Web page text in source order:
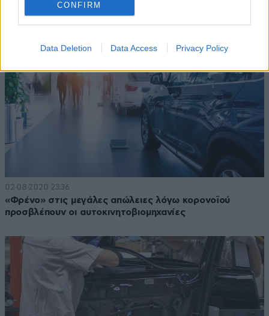
CONFIRM
Data Deletion Data Access Privacy Policy
02·08·2020 23:36
«Φρένο» στις μεγάλες απώλειες λόγω κορονοϊού
προσβλέπουν οι αυτοκινητοβιομηχανίες